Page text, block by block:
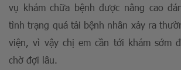
vụ khám chữa bệnh được nâng cao
tình trạng quá tải bệnh nhân xảy ra
viện, vì vậy chị em cần tới khám sớm
chờ đợi lâu.